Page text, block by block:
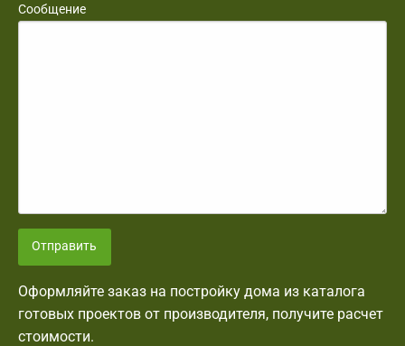
Сообщение
Отправить
Оформляйте заказ на постройку дома из каталога
готовых проектов от производителя, получите расчет
стоимости.